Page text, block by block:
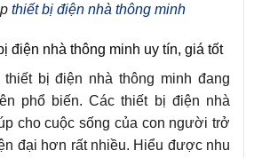
thiết bị điện nhà thông minh
điện nhà thông minh uy tín, giá tốt
bị điện nhà thông minh đang
phổ biến. Các thiết bị điện nhà
cho cuộc sống của con người trở
đại hơn rất nhiều. Hiểu được nhu